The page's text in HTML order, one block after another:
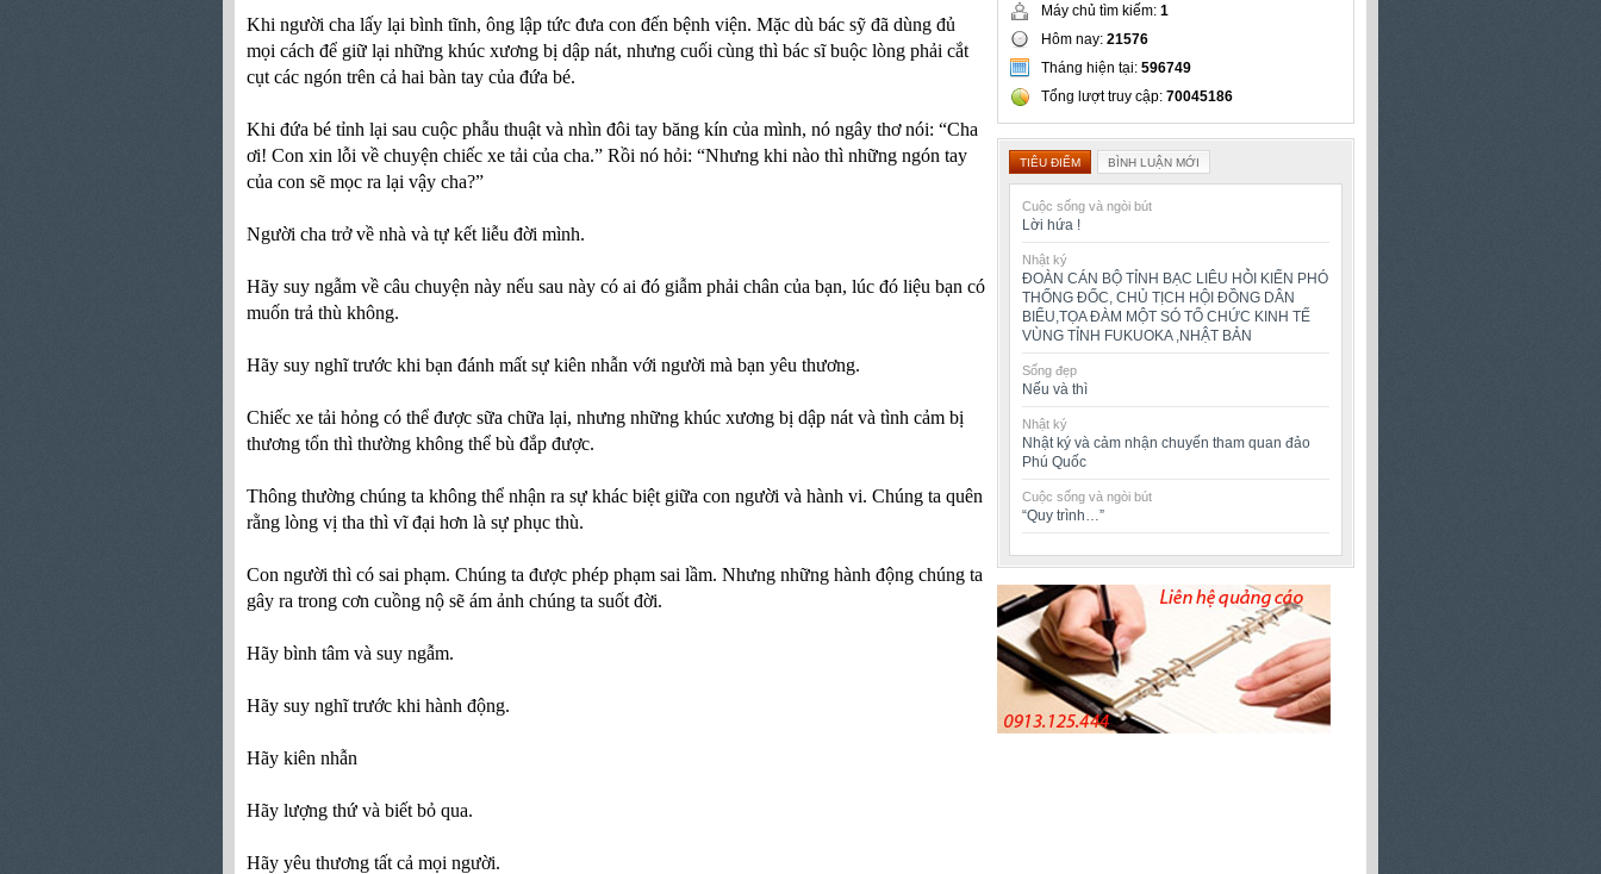
Khi người cha lấy lại bình tĩnh, ông lập tức đưa con đến bệnh viện. Mặc dù bác sỹ đã dùng đủ
mọi cách để giữ lại những khúc xương bị dập nát, nhưng cuối cùng thì bác sĩ buộc lòng phải cắt
cụt các ngón trên cả hai bàn tay của đứa bé.
Khi đứa bé tỉnh lại sau cuộc phẫu thuật và nhìn đôi tay băng kín của mình, nó ngây thơ nói: “Cha
ơi! Con xin lỗi về chuyện chiếc xe tải của cha.” Rồi nó hỏi: “Nhưng khi nào thì những ngón tay
của con sẽ mọc ra lại vậy cha?”
Người cha trở về nhà và tự kết liễu đời mình.
Hãy suy ngẫm về câu chuyện này nếu sau này có ai đó giẫm phải chân của bạn, lúc đó liệu bạn có
muốn trả thù không.
Hãy suy nghĩ trước khi bạn đánh mất sự kiên nhẫn với người mà bạn yêu thương.
Chiếc xe tải hỏng có thể được sữa chữa lại, nhưng những khúc xương bị dập nát và tình cảm bị
thương tổn thì thường không thể bù đắp được.
Thông thường chúng ta không thể nhận ra sự khác biệt giữa con người và hành vi. Chúng ta quên
rằng lòng vị tha thì vĩ đại hơn là sự phục thù.
Con người thì có sai phạm. Chúng ta được phép phạm sai lầm. Nhưng những hành động chúng ta
gây ra trong cơn cuồng nộ sẽ ám ảnh chúng ta suốt đời.
Hãy bình tâm và suy ngẫm.
Hãy suy nghĩ trước khi hành động.
Hãy kiên nhẫn
Hãy lượng thứ và biết bỏ qua.
Hãy yêu thương tất cả mọi người.
Máy chủ tìm kiếm: 1
Hôm nay: 21576
Tháng hiện tại: 596749
Tổng lượt truy cập: 70045186
TIÊU ĐIỂM BÌNH LUẬN MỚI
Cuộc sống và ngòi bút
Lời hứa !
Nhật ký
ĐOÀN CÁN BỘ TỈNH BẠC LIÊU HỎ̀I KIẾN PHÓ
THỐNG ĐỐC, CHỦ TỊCH HỘI ĐỒNG DÂN
BIỂU,TỌA ĐÀM MỘT SÓ TỔ CHỨC KINH TẾ
VÙNG TỈNH FUKUOKA ,NHẬT BẢN
Sống đẹp
Nếu và thì
Nhật ký
Nhật ký và cảm nhận chuyến tham quan đảo
Phú Quốc
Cuộc sống và ngòi bút
“Quy trình…”